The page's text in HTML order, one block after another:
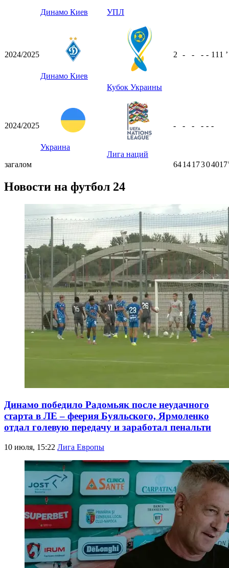
Динамо Киев УПЛ
2024/2025
Динамо Киев
Кубок Украины
2 - - - - 111 ʼ
2024/2025
Украина
Лига наций
- - - - - -
загалом 64141730
Новости на футбол 24
Динамо победило Радомьяк после неудачного
старта в ЛЕ – феерия Буяльского, Ярмоленко
отдал голевую передачу и заработал пенальти
10 июля, 15:22 Лига Европы